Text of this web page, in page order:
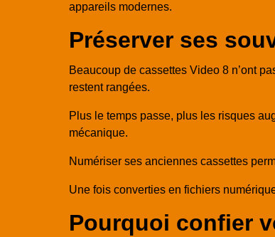
appareils modernes.
Préserver ses
Beaucoup de cassettes Video 8 n’ont
restent rangées.
Plus le temps passe, plus les risques
mécanique.
Numériser ses anciennes cassettes
Une fois converties en fichiers
Pourquoi confier